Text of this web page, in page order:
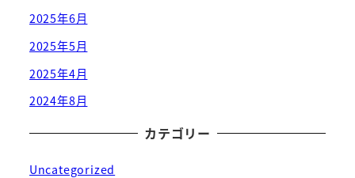
2025年6月
2025年5月
2025年4月
2024年8月
カテゴリー
Uncategorized